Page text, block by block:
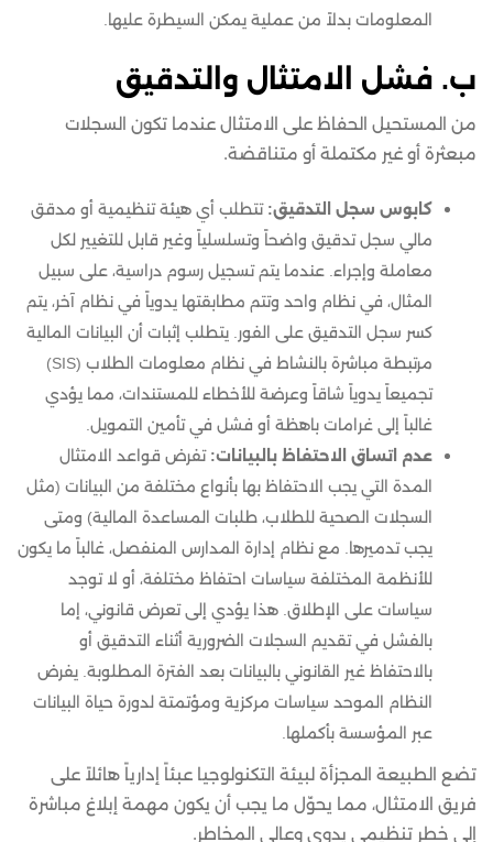
المعلومات بدلاً من عملية يمكن السيطرة عليها.
ب. فشل الامتثال والتدقيق
من المستحيل الحفاظ على الامتثال عندما تكون السجلات
مبعثرة أو غير مكتملة أو متناقضة.
كابوس سجل التدقيق: تتطلب أي هيئة تنظيمية أو مدقق
مالي سجل تدقيق واضحاً وتسلسلياً وغير قابل للتغيير لكل
معاملة وإجراء. عندما يتم تسجيل رسوم دراسية، على سبيل
المثال، في نظام واحد وتتم مطابقتها يدوياً في نظام آخر، يتم
كسر سجل التدقيق على الفور. يتطلب إثبات أن البيانات المالية
مرتبطة مباشرة بالنشاط في نظام معلومات الطلاب (SIS)
تجميعاً يدوياً شاقاً وعرضة للأخطاء للمستندات، مما يؤدي
غالباً إلى غرامات باهظة أو فشل في تأمين التمويل.
عدم اتساق الاحتفاظ بالبيانات: تفرض قواعد الامتثال
المدة التي يجب الاحتفاظ بها بأنواع مختلفة من البيانات (مثل
السجلات الصحية للطلاب، طلبات المساعدة المالية) ومتى
يجب تدميرها. مع نظام إدارة المدارس المنفصل، غالباً ما يكون
للأنظمة المختلفة سياسات احتفاظ مختلفة، أو لا توجد
سياسات على الإطلاق. هذا يؤدي إلى تعرض قانوني، إما
بالفشل في تقديم السجلات الضرورية أثناء التدقيق أو
بالاحتفاظ غير القانوني بالبيانات بعد الفترة المطلوبة. يفرض
النظام الموحد سياسات مركزية ومؤتمتة لدورة حياة البيانات
عبر المؤسسة بأكملها.
تضع الطبيعة المجزأة لبيئة التكنولوجيا عبئاً إدارياً هائلاً على
فريق الامتثال، مما يحوّل ما يجب أن يكون مهمة إبلاغ مباشرة
إلى خطر تنظيمي يدوي وعالي المخاطر.